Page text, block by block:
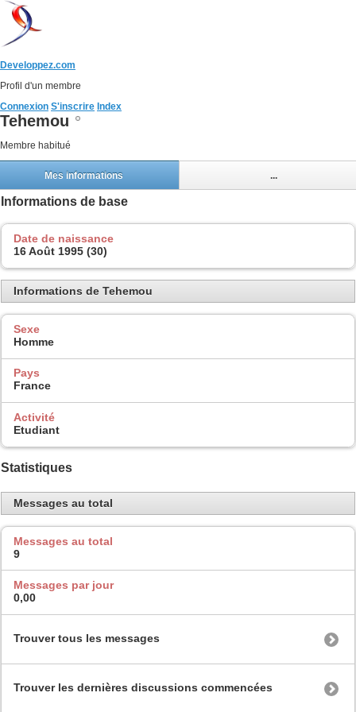
Developpez.com
Profil d'un membre
Connexion S'inscrire Index
Tehemou
Membre habitué
Mes informations ...
Informations de base
Date de naissance
16 Août 1995 (30)
Informations de Tehemou
Sexe
Homme
Pays
France
Activité
Etudiant
Statistiques
Messages au total
Messages au total
9
Messages par jour
0,00
Trouver tous les messages
Trouver les dernières discussions commencées